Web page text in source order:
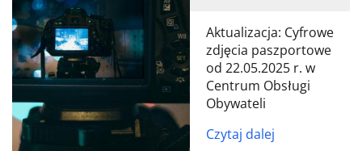
Aktualizacja: Cyfrowe
zdjęcia paszportowe
od 22.05.2025 r. w
Centrum Obsługi
Obywateli
Czytaj dalej